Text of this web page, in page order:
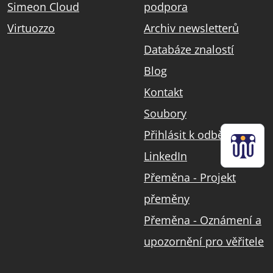
Simeon Cloud
Virtuozzo
podpora
Archiv newsletterů
Databáze znalostí
Blog
Kontakt
Soubory
Přihlásit k odběru
LinkedIn
Přeměna - Projekt
přeměny
Přeměna - Oznámení a
upozornění pro věřitele